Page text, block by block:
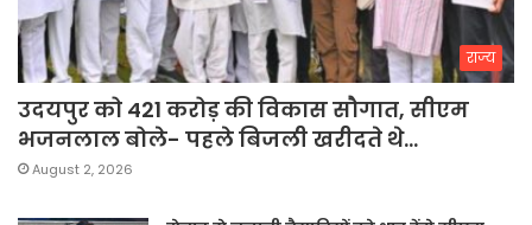
राज्य
उदयपुर को 421 करोड़ की विकास सौगात, सीएम
भजनलाल बोले- पहले बिजली खरीदते थे…
August 2, 2026